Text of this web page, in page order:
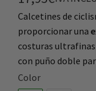
Calcetines de
proporcionar una
costuras ultrafinas
con puño doble
Color